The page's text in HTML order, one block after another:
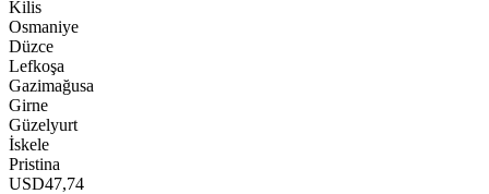
Kilis
Osmaniye
Düzce
Lefkoşa
Gazimağusa
Girne
Güzelyurt
İskele
Pristina
USD47,74